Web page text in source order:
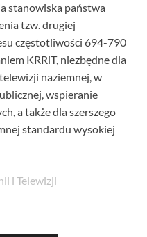
stanowiska państwa
tzw. drugiej
częstotliwości 694-790
KRRiT, niezbędne dla
naziemnej, w
wspieranie
a także dla szerszego
standardu wysokiej
i Telewizji